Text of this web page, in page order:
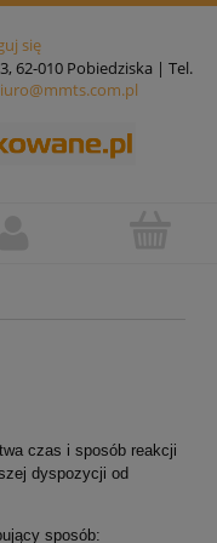
się
62-010 Pobiedziska | Tel.
czas i sposób reakcji
dyspozycji od
sposób: